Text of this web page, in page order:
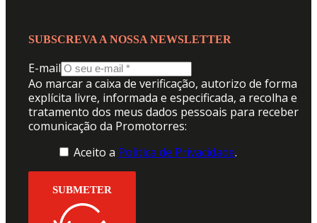
SUBSCREVA A NOSSA NEWSLETTER
E-mail
Ao marcar a caixa de verificação, autorizo de forma
explícita livre, informada e especificada, a recolha e
tratamento dos meus dados pessoais para receber
comunicação da Promotorres:
Aceito a Politica de Privacidade.
SUBMETER